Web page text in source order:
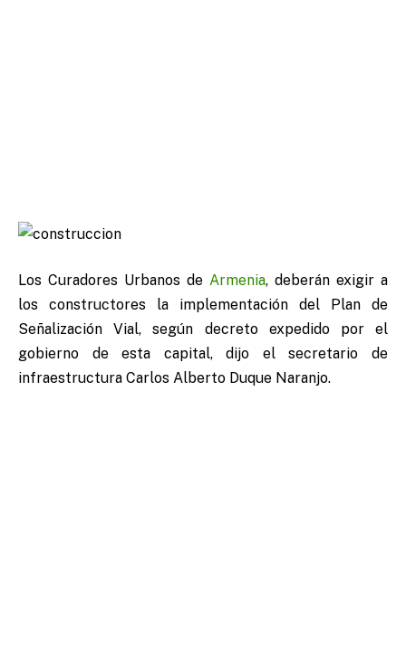
Los Curadores Urbanos de Armenia, deberán exigir a
los constructores la implementación del Plan de
Señalización Vial, según decreto expedido por el
gobierno de esta capital, dijo el secretario de
infraestructura Carlos Alberto Duque Naranjo.